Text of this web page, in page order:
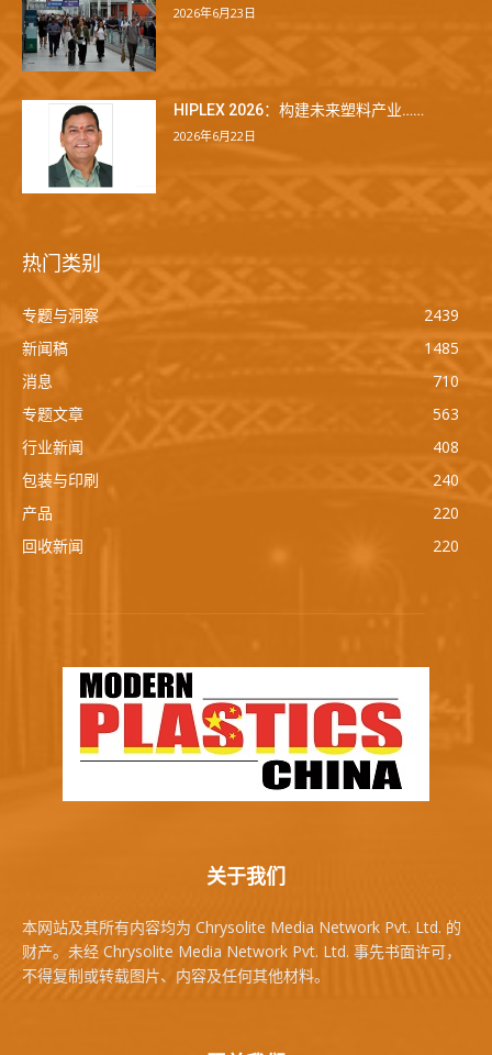
2026年6月23日
HIPLEX 2026：构建未来塑料产业……
2026年6月22日
热门类别
专题与洞察
2439
新闻稿
1485
消息
710
专题文章
563
行业新闻
408
包装与印刷
240
产品
220
回收新闻
220
关于我们
本网站及其所有内容均为 Chrysolite Media Network Pvt. Ltd. 的
财产。未经 Chrysolite Media Network Pvt. Ltd. 事先书面许可，
不得复制或转载图片、内容及任何其他材料。